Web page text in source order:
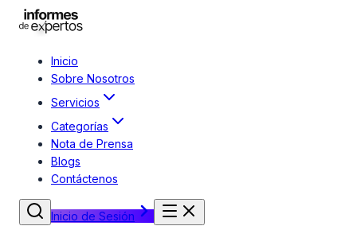
Inicio
Sobre Nosotros
Servicios
Categorías
Nota de Prensa
Blogs
Contáctenos
Inicio de Sesión